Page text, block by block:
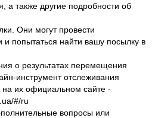
а также другие подробности об
Они могут провести
и попытаться найти вашу посылку в
о результатах перемещения
инструмент отслеживания
их официальном сайте -
#/ru
вопросы или